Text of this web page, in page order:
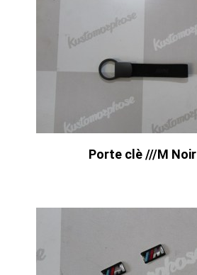
Porte clè ///M Noir